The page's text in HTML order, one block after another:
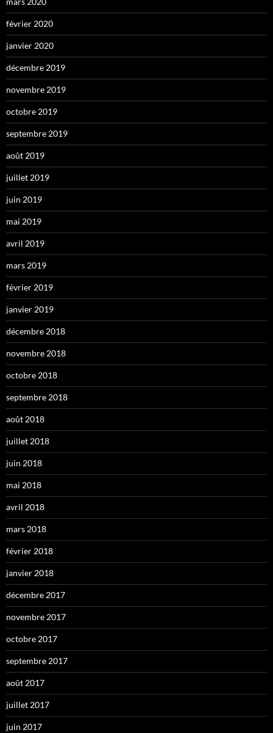
février 2020
janvier 2020
décembre 2019
novembre 2019
octobre 2019
septembre 2019
août 2019
juillet 2019
juin 2019
mai 2019
avril 2019
mars 2019
février 2019
janvier 2019
décembre 2018
novembre 2018
octobre 2018
septembre 2018
août 2018
juillet 2018
juin 2018
mai 2018
avril 2018
mars 2018
février 2018
janvier 2018
décembre 2017
novembre 2017
octobre 2017
septembre 2017
août 2017
juillet 2017
juin 2017